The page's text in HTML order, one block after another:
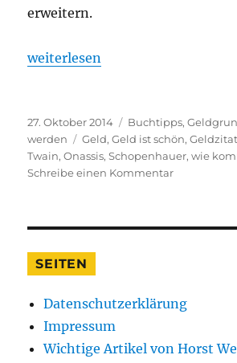
erweitern.
„Die 10 schönsten Geldzitate“
weiterlesen
Veröffentlicht
am
27. Oktober 2014 Kategorien
Buchtipps,
werden
Schlagwörter
Geld,Geld ist schön,
Twain,Onassis,Schopenhauer,wie
Schreibe einen Kommentarzu
SEITEN
Datenschutzerklärung
Impressum
Wichtige Artikel von Horst